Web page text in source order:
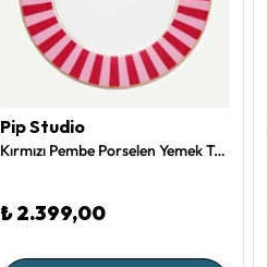
Pip Studio
Kırmızı Pembe Porselen Yemek Tabağı 26,5 Cm Love Birds Collection by Pip Studio
₺ 2.399,00